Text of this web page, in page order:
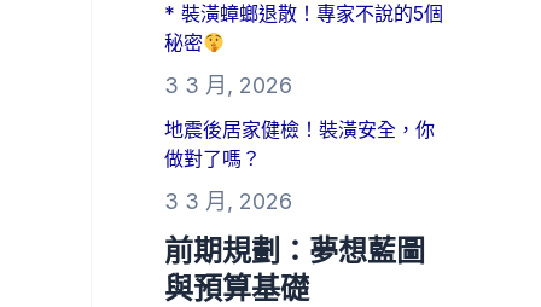
* 裝潢蟑螂退散！專家不說的5個
秘密
3 3 月, 2026
地震後居家健檢！裝潢安全，你
做對了嗎？
3 3 月, 2026
前期規劃：夢想藍圖
與預算基礎